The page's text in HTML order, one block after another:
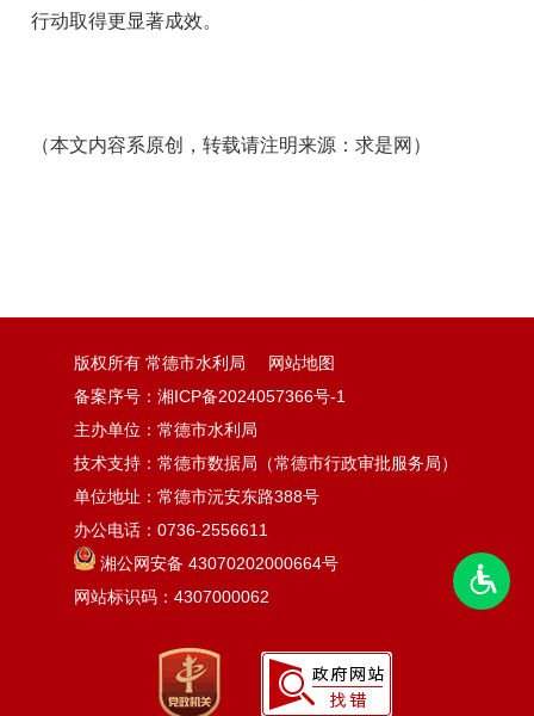
行动取得更显著成效。
（本文内容系原创，转载请注明来源：求是网）
版权所有 常德市水利局
网站地图
备案序号：湘ICP备2024057366号-1
主办单位：常德市水利局
技术支持：常德市数据局（常德市行政审批服务局）
单位地址：常德市沅安东路388号
办公电话：0736-2556611
湘公网安备 43070202000664号
网站标识码：4307000062